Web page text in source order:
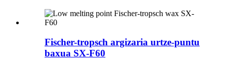
Fischer-tropsch argizaria urtze-puntu
baxua SX-F60